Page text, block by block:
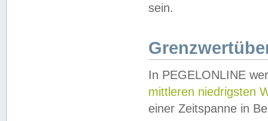
sein.
In PEGELONLINE
mittleren niedrigsten
einer Zeitspanne in